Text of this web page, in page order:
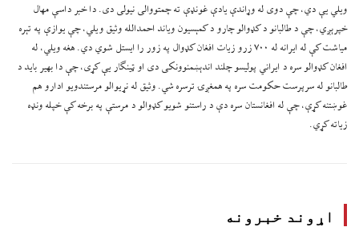
ویلي یې دي، چې دوی له وړاندې یادې غونډې ته چمتووالی نیولی دی. دا خبر داسې مهال
خپرېږي، چې د طالبانو د کډوالو چارو د کمېسیون ویاند احمدالله وثیق ويلي، چې یوازې په تېره
میاشت کې له ایرانه له ۷۰۰ زرو زیات افغان کډوال په زور را ایستل شوي دي. هغه ویلي، له
افغان کډوالو سره د ایراني پولیسو چلند اندېښمنوونکی دی او ټینګار یې کړی، چې دا بهیر باید د
طالبانو له سرپرست حکومت سره په همغږۍ ترسره شي. وثیق له نړیوالو مرستندویو ادارو هم
غوښتنه کړې، چې له افغانستان سره دې د راستنو شویو کډوالو د مرستې په برخه کې خپله ونډه
زیاته کړي.
اړوند خبرونه